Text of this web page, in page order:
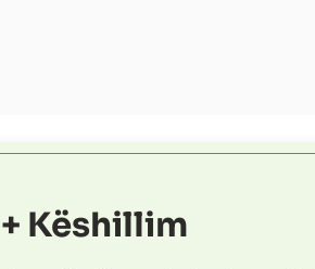
Këshillim